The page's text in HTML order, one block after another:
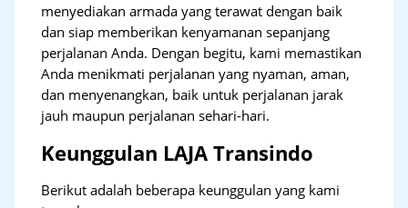
menyediakan armada yang terawat dengan baik
dan siap memberikan kenyamanan sepanjang
perjalanan Anda. Dengan begitu, kami memastikan
Anda menikmati perjalanan yang nyaman, aman,
dan menyenangkan, baik untuk perjalanan jarak
jauh maupun perjalanan sehari-hari.
Keunggulan LAJA Transindo
Berikut adalah beberapa keunggulan yang kami